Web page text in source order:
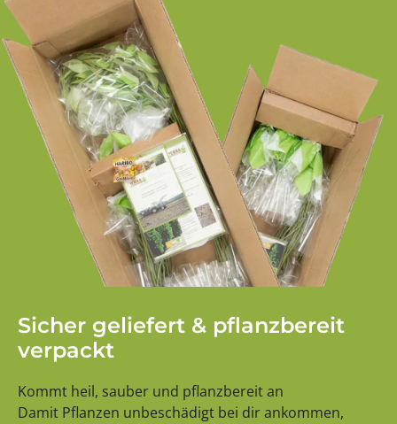
Sicher geliefert & pflanzbereit
verpackt
Kommt heil, sauber und pflanzbereit an
Damit Pflanzen unbeschädigt bei dir ankommen,